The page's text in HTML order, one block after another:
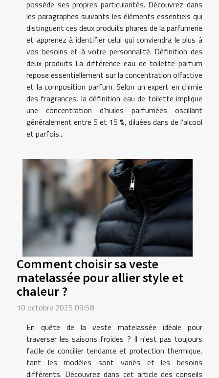
possède ses propres particularités. Découvrez dans
les paragraphes suivants les éléments essentiels qui
distinguent ces deux produits phares de la parfumerie
et apprenez à identifier celui qui conviendra le plus à
vos besoins et à votre personnalité. Définition des
deux produits La différence eau de toilette parfum
repose essentiellement sur la concentration olfactive
et la composition parfum. Selon un expert en chimie
des fragrances, la définition eau de toilette implique
une concentration d’huiles parfumées oscillant
généralement entre 5 et 15 %, diluées dans de l’alcool
et parfois...
Comment choisir sa veste
matelassée pour allier style et
chaleur ?
10 octobre 2025 09:58
En quête de la veste matelassée idéale pour
traverser les saisons froides ? Il n'est pas toujours
facile de concilier tendance et protection thermique,
tant les modèles sont variés et les besoins
différents. Découvrez dans cet article des conseils